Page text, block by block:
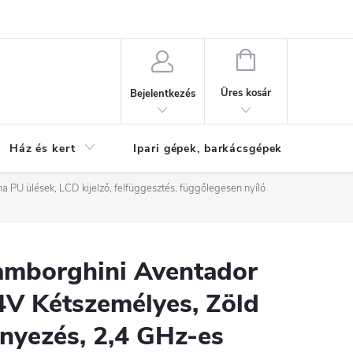
Bejelentkezés
KOSÁR
Üres kosár
Ház és kert Ipari gépek, barkácsgépek
PU ülések, LCD kijelző, felfüggesztés, függőlegesen nyíló
Aventador
Kétszemélyes, Zöld
2,4 GHz-es